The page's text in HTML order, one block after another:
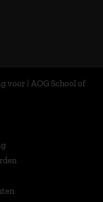
voor | AOG School of